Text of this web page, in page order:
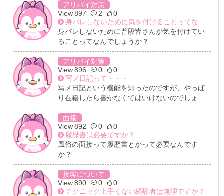
アリバイ対策
897
2
0
身バレしないために気を付けることってなんでしょう？
身バレしないために普段皆さんが気を付けてい
ることってなんでしょうか？
アリバイ対策
896
0
0
写メ日記って・・・
写メ日記という機能を知ったのですが、やっぱ
り在籍したら書かなくてはいけないのでしょう
か？ 身バレしたくないので、極力自分の顔写真
とかも載せたくないのですが・・・
面接
892
0
0
履歴書は必要ですか？
風俗の面接って履歴書とかって必要なんです
か？
接客について
890
0
0
テクニック上手くない経験者は無理ですか？